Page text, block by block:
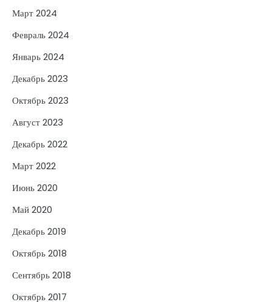
Март 2024
Февраль 2024
Январь 2024
Декабрь 2023
Октябрь 2023
Август 2023
Декабрь 2022
Март 2022
Июнь 2020
Май 2020
Декабрь 2019
Октябрь 2018
Сентябрь 2018
Октябрь 2017